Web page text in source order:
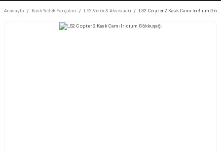
Anasayfa Kask Yedek Parçaları LS2 Vizör & Aksesuarı LS2 Copter 2 Kask Camı Irıdıum